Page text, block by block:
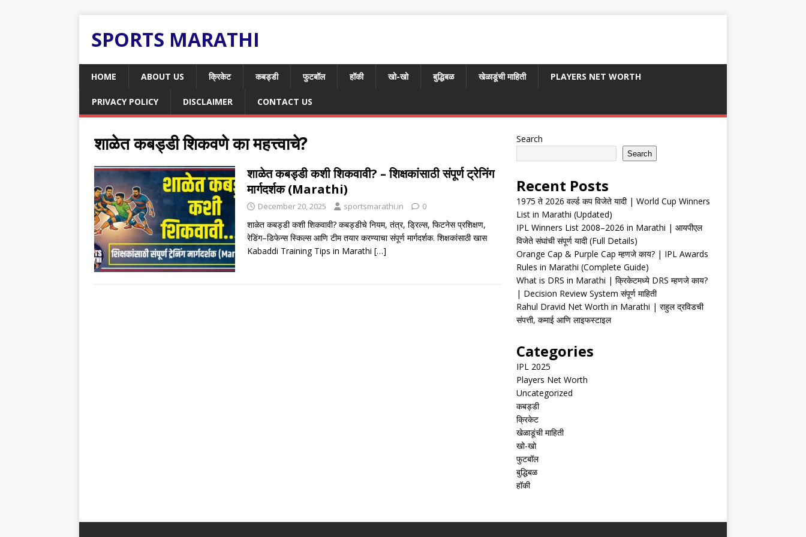
SPORTS MARATHI
HOME ABOUT US क्रिकेट कबड्डी फुटबॉल हॉकी खो-खो बुद्धिबळ खेळाडूंची माहिती PLAYERS NET WORTH
PRIVACY POLICY DISCLAIMER CONTACT US
शाळेत कबड्डी शिकवणे का महत्त्वाचे?
शाळेत कबड्डी कशी शिकवावी? – शिक्षकांसाठी संपूर्ण ट्रेनिंग
मार्गदर्शक (Marathi)
December 20, 2025 sportsmarathi.in 0
शाळेत कबड्डी कशी शिकवावी? कबड्डीचे नियम, तंत्र, ड्रिल्स, फिटनेस प्रशिक्षण,
रेडिंग–डिफेन्स स्किल्स आणि टीम तयार करण्याचा संपूर्ण मार्गदर्शक. शिक्षकांसाठी खास
Kabaddi Training Tips in Marathi […]
Search
Search
Recent Posts
1975 ते 2026 वर्ल्ड कप विजेते यादी | World Cup Winners
List in Marathi (Updated)
IPL Winners List 2008–2026 in Marathi | आयपीएल
विजेते संघांची संपूर्ण यादी (Full Details)
Orange Cap & Purple Cap म्हणजे काय? | IPL Awards
Rules in Marathi (Complete Guide)
What is DRS in Marathi | क्रिकेटमध्ये DRS म्हणजे काय?
| Decision Review System संपूर्ण माहिती
Rahul Dravid Net Worth in Marathi | राहुल द्रविडची
संपत्ती, कमाई आणि लाइफस्टाइल
Categories
IPL 2025
Players Net Worth
Uncategorized
कबड्डी
क्रिकेट
खेळाडूंची माहिती
खो-खो
फुटबॉल
बुद्धिबळ
हॉकी